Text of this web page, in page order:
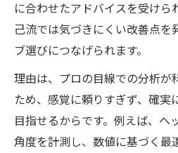
に合わせたアドバイスを受けら
己流では気づきにくい改善点を
ブ選びにつなげられます。
理由は、プロの目線での分析が
ため、感覚に頼りすぎず、確実
目指せるからです。例えば、ヘ
角度を計測し、数値に基づく最